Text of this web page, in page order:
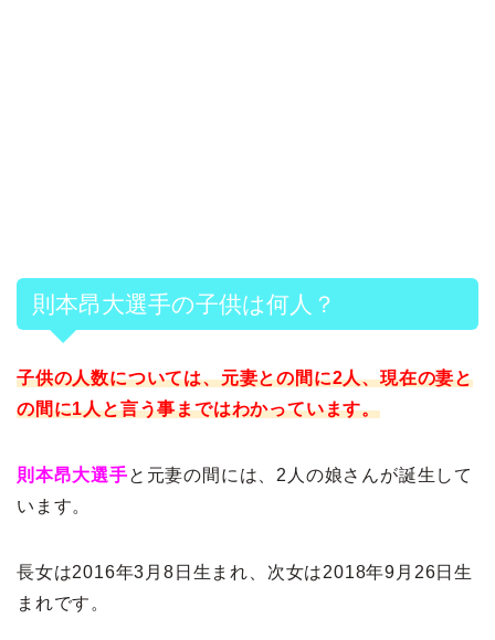
則本昂大選手の子供は何人？
子供の人数については、元妻との間に2人、現在の妻と
の間に1人と言う事まではわかっています。
則本昂大選手と元妻の間には、2人の娘さんが誕生して
います。
長女は2016年3月8日生まれ、次女は2018年9月26日生
まれです。